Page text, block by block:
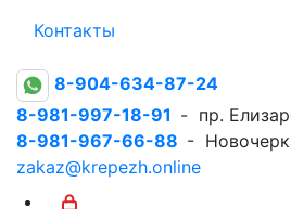
Контакты
8-904-634-87-24
8-981-997-18-91 - пр.
8-981-967-66-88 -
zakaz@krepezh.online